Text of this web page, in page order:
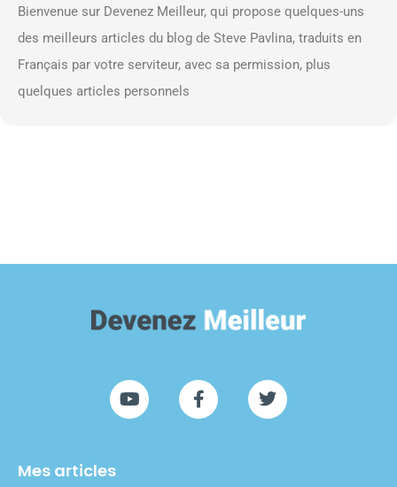
Bienvenue sur Devenez Meilleur, qui propose quelques-uns
des meilleurs articles du blog de Steve Pavlina, traduits en
Français par votre serviteur, avec sa permission, plus
quelques articles personnels
Mes articles